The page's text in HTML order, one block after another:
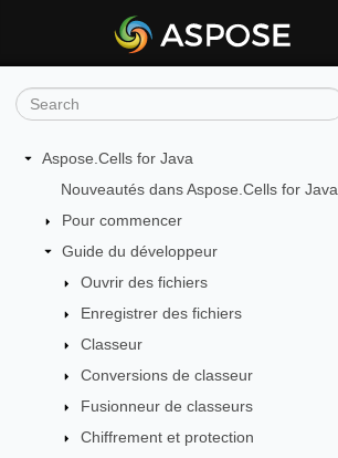
Aspose.Cells for Java
Nouveautés dans Aspose.Cells for Java
Pour commencer
Guide du développeur
Ouvrir des fichiers
Enregistrer des fichiers
Classeur
Conversions de classeur
Fusionneur de classeurs
Chiffrement et protection